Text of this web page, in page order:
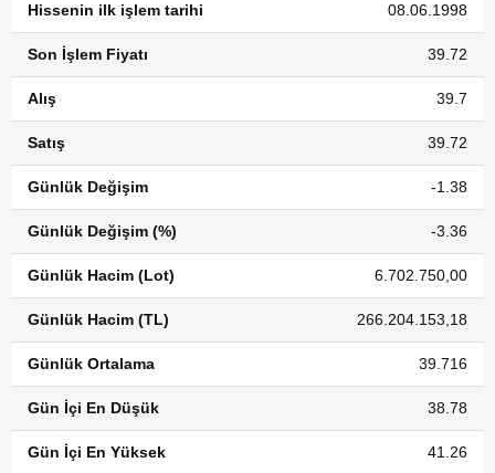
Hissenin ilk işlem tarihi 08.06.1998
Son İşlem Fiyatı 39.72
Alış 39.7
Satış 39.72
Günlük Değişim -1.38
Günlük Değişim (%) -3.36
Günlük Hacim (Lot) 6.702.750,00
Günlük Hacim (TL) 266.204.153,18
Günlük Ortalama 39.716
Gün İçi En Düşük 38.78
Gün İçi En Yüksek 41.26